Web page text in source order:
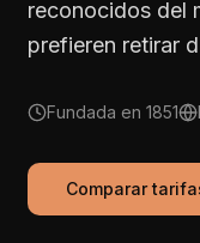
reconocidos del
prefieren retirar
Fundada en 1851
Comparar